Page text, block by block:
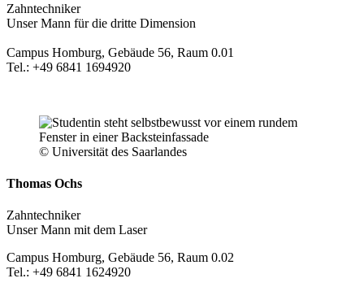
Zahntechniker
Unser Mann für die dritte Dimension
Campus Homburg, Gebäude 56, Raum 0.01
Tel.: +49 6841 1694920
© Universität des Saarlandes
Thomas Ochs
Zahntechniker
Unser Mann mit dem Laser
Campus Homburg, Gebäude 56, Raum 0.02
Tel.: +49 6841 1624920